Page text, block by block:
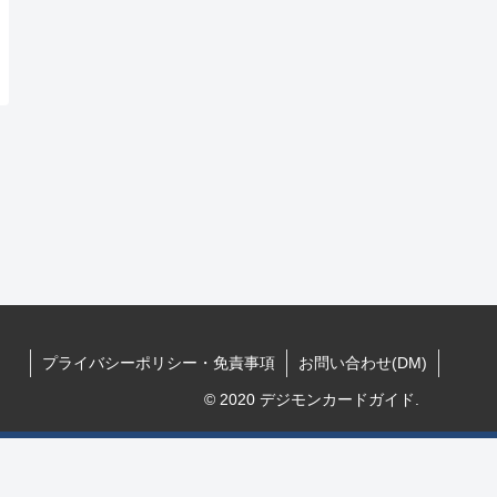
プライバシーポリシー・免責事項 お問い合わせ(DM)
© 2020 デジモンカードガイド.